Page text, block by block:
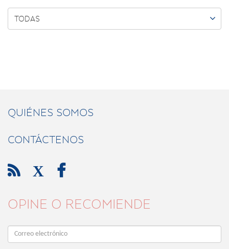
TODAS 
QUIÉNES SOMOS
CONTÁCTENOS
 X 
OPINE O RECOMIENDE